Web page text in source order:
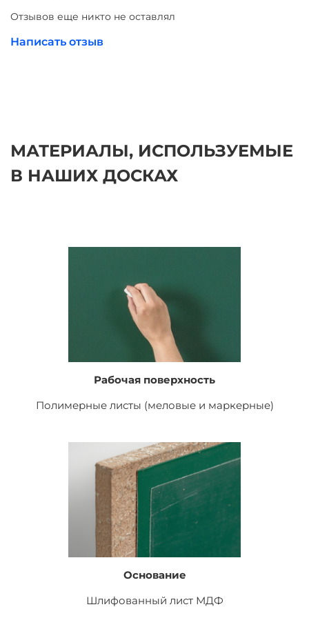
ДОСКИ КЛАССНЫЕ
Отзывов еще никто не оставлял
Написать отзыв
МАТЕРИАЛЫ, ИСПОЛЬЗУЕМЫЕ
В НАШИХ ДОСКАХ
Рабочая поверхность
Полимерные листы (меловые и маркерные)
Основание
Шлифованный лист МДФ